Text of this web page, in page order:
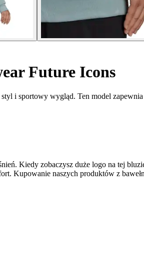
Future Icons
i sportowy wygląd. Ten model zapewnia
Kiedy zobaczysz duże logo na tej
Kupowanie naszych produktów z